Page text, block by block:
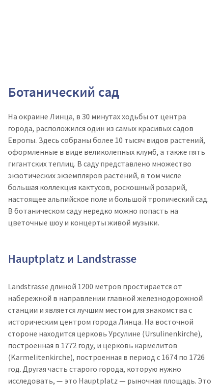
Ботанический сад
На окраине Линца, в 30 минутах ходьбы от центра
города, расположился один из самых красивых садов
Европы. Здесь собраны более 10 тысяч видов растений,
оформленные в виде великолепных клумб, а также пять
гигантских теплиц. В саду представлено множество
экзотических экземпляров растений, в том числе
большая коллекция кактусов, роскошный розарий,
настоящее альпийское поле и большой тропический сад.
В ботаническом саду нередко можно попасть на
цветочные шоу и концерты живой музыки.
Hauptplatz и Landstrasse​
Landstrasse длиной 1200 метров простирается от
набережной в направлении главной железнодорожной
станции и является лучшим местом для знакомства с
историческим центром города Линца. На восточной
стороне находится церковь Урсулине (Ursulinenkirche),
построенная в 1772 году, и церковь кармелитов
(Karmelitenkirche), построенная в период с 1674 по 1726
год. Другая часть старого города, которую нужно
исследовать, — это Hauptplatz — рыночная площадь. Это